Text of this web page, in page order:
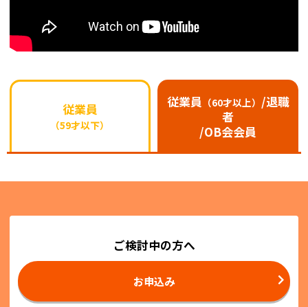
従業員
（59才以下）
従業員 （60才以上） /退職
者
/OB会会員
ご検討中の方へ
お申込み